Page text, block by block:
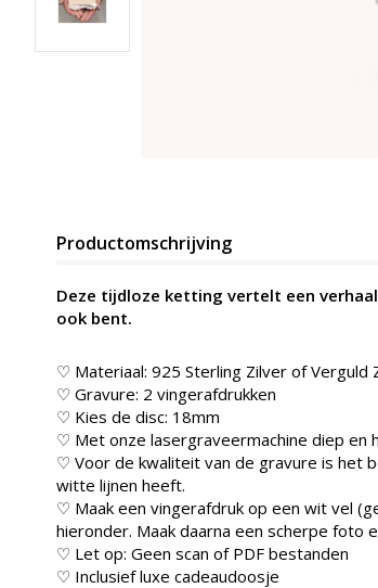
Productomschrijving
Deze tijdloze ketting vertelt een
ook bent.
♡ Materiaal: 925 Sterling Zilver of Verguld
♡ Gravure: 2 vingerafdrukken
♡ Kies de disc: 18mm
♡ Met onze lasergraveermachine diep en
♡ Voor de kwaliteit van de gravure is het
witte lijnen heeft.
♡ Maak een vingerafdruk op een wit vel
hieronder. Maak daarna een scherpe foto
♡ Let op: Geen scan of PDF bestanden
♡ Inclusief luxe cadeaudoosje